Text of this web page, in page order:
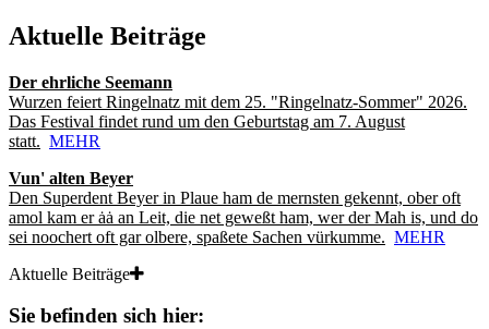
Aktuelle Beiträge
Der ehrliche Seemann
Wurzen feiert Ringelnatz mit dem 25. "Ringelnatz-Sommer" 2026.
Das Festival findet rund um den Geburtstag am 7. August
statt. MEHR
Vun' alten Beyer
Den Superdent Beyer in Plaue ham de mernsten gekennt, ober oft
amol kam er ȧȧ an Leit, die net geweßt ham, wer der Mah is, und do
sei noochert oft gar olbere, spaßete Sachen vürkumme. MEHR
Aktuelle Beiträge
Sie befinden sich hier: